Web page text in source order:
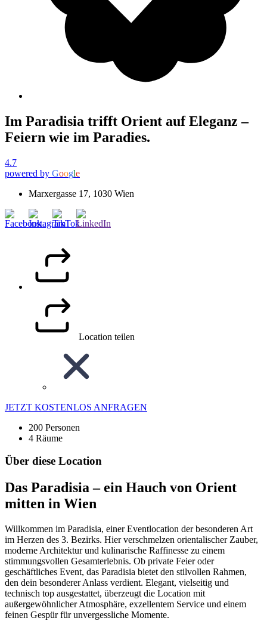
Im Paradisia trifft Orient auf Eleganz –
Feiern wie im Paradies.
4.7
powered by Google
Marxergasse 17, 1030 Wien
Location teilen
JETZT KOSTENLOS ANFRAGEN
200 Personen
4 Räume
Über diese Location
Das Paradisia – ein Hauch von Orient
mitten in Wien
Willkommen im Paradisia, einer Eventlocation der besonderen Art
im Herzen des 3. Bezirks. Hier verschmelzen orientalischer Zauber,
moderne Architektur und kulinarische Raffinesse zu einem
stimmungsvollen Gesamterlebnis. Ob private Feier oder
geschäftliches Event, das Paradisia bietet den stilvollen Rahmen,
den dein besonderer Anlass verdient. Elegant, vielseitig und
technisch top ausgestattet, überzeugt die Location mit
außergewöhnlicher Atmosphäre, exzellentem Service und einem
feinen Gespür für unvergessliche Momente.